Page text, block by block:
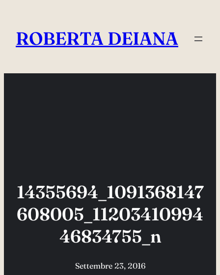
contenuto
ROBERTA DEIANA
14355694_1091368147
608005_11203410994
46834755_n
Settembre 23, 2016